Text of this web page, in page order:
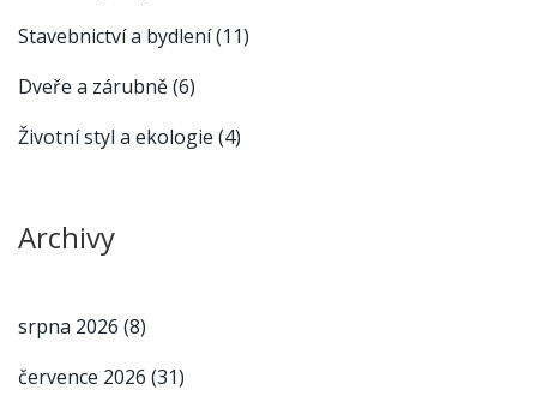
Stavebnictví a bydlení(11)
Dveře a zárubně(6)
Životní styl a ekologie (4)
Archivy
srpna 2026 (8)
července 2026 (31)